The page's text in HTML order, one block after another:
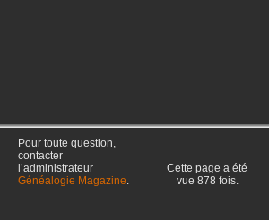
Pour toute question,
contacter
l’administrateur
Généalogie Magazine.
Cette page a été
vue 878 fois.